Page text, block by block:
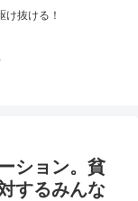
抜ける！
ション。貧
するみんな